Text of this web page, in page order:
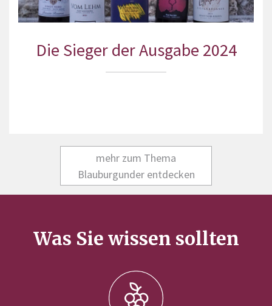
Die Sieger der Ausgabe 2024
mehr zum Thema
Blauburgunder entdecken
Was Sie wissen sollten